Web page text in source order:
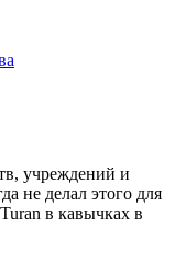
учреждений и
не делал этого для
в кавычках в